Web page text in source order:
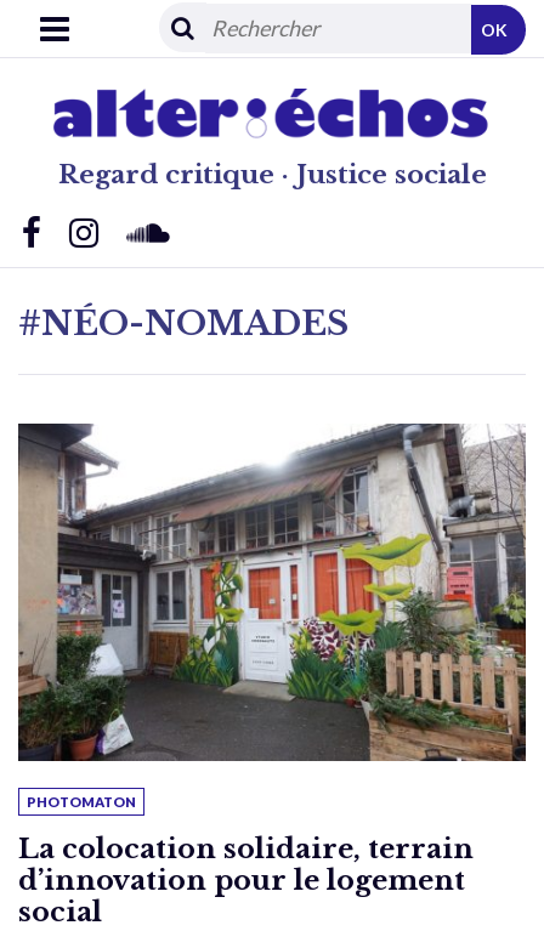
Regard critique · Justice sociale
OK
#NÉO-NOMADES
PHOTOMATON
La colocation solidaire, terrain
d’innovation pour le logement
social